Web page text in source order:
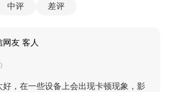
中评 差评
网友 客人
好，在一些设备上会出现卡顿现象，影